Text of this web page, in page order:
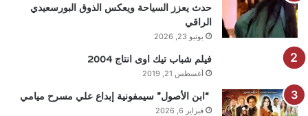
حدث يعزز السياحة ويعكس الذوق البورسعيدي
الراقي
يونيو 23, 2026
فيلم شباب تيك اوى انتاج 2004
أغسطس 21, 2019
“ابن الأصول” سيمفونية إبداع علي مسرح ميامي
فبراير 6, 2026